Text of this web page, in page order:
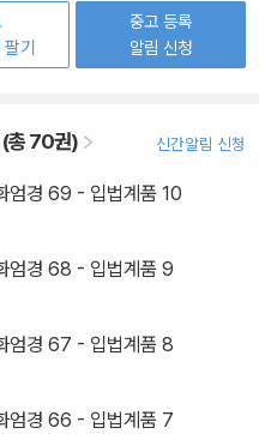
기
중고 등록
알림 신청
(총 70권) 신간알림 신청
엄경 69 - 입법계품 10
엄경 68 - 입법계품 9
엄경 67 - 입법계품 8
엄경 66 - 입법계품 7